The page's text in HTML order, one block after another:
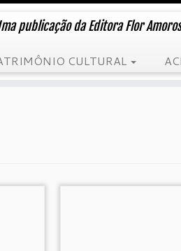
publicação da Editora Flor
CULTURAL